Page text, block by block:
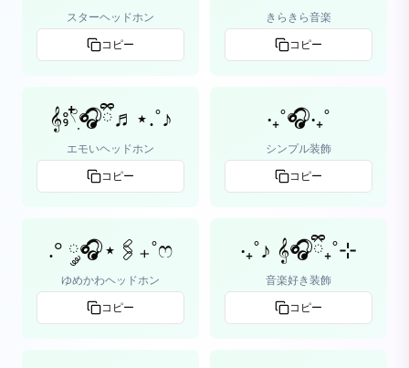
スターヘッドホン
コピー
きらきら音楽
コピー
𝄞⨾𓍢ִ໋🎧ྀི♬⋆.˚♪
エモいヘッドホン
コピー
‧₊˚🎧‧₊˚
シンプル装飾
コピー
.° ༘🎧⋆🖇₊˚ෆ
ゆめかわヘッドホン
コピー
‧₊˚♪ 𝄞🎧ྀི₊˚⊹
音楽好き装飾
コピー